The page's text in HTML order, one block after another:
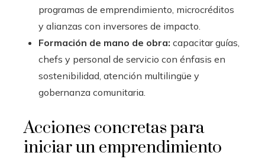
programas de emprendimiento, microcréditos
y alianzas con inversores de impacto.
Formación de mano de obra: capacitar guías,
chefs y personal de servicio con énfasis en
sostenibilidad, atención multilingüe y
gobernanza comunitaria.
Acciones concretas para
iniciar un emprendimiento